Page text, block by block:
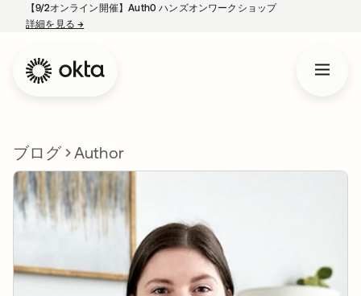
【9/2オンライン開催】Auth0 ハンズオンワークショップ
詳細を見る→
ブログ Author